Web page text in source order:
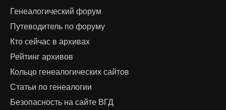
Генеалогический форум
Путеводитель по форуму
Кто сейчас в архивах
Рейтинг архивов
Кольцо генеалогических сайтов
Статьи по генеалогии
Безопасность на сайте ВГД